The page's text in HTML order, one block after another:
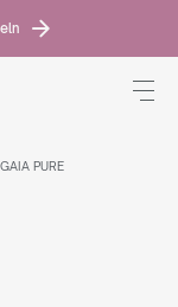
GAIA PURE